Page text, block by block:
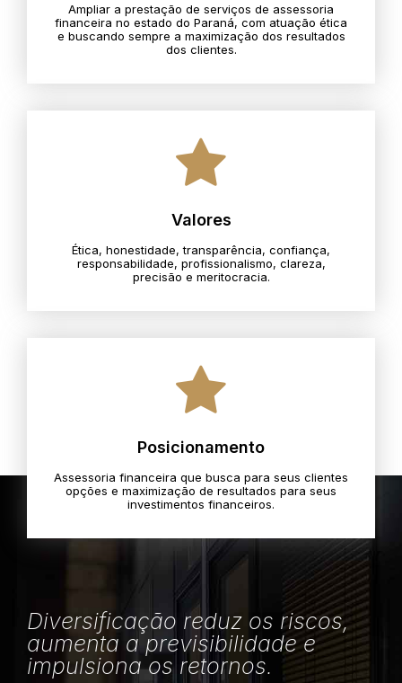
Ampliar a prestação de serviços de assessoria
financeira no estado do Paraná, com atuação ética
e buscando sempre a maximização dos resultados
dos clientes.
Valores
Ética, honestidade, transparência, confiança,
responsabilidade, profissionalismo, clareza,
precisão e meritocracia.​
Posicionamento
Assessoria financeira que busca para seus clientes
opções e maximização de resultados para seus
investimentos financeiros.
Diversificação reduz os riscos,
aumenta a previsibilidade e
impulsiona os retornos.